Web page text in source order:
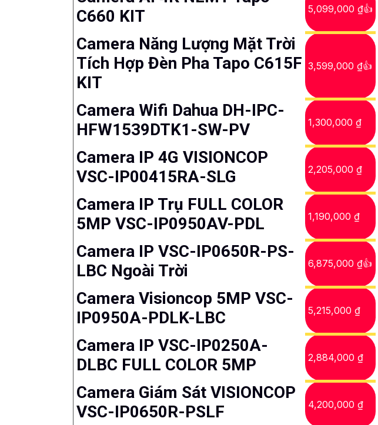
C660 KIT
5,099,000 ₫👍
Camera Năng Lượng Mặt Trời
Tích Hợp Đèn Pha Tapo C615F
KIT
3,599,000 ₫👍
Camera Wifi Dahua DH-IPC-
HFW1539DTK1-SW-PV
1,300,000 ₫
Camera IP 4G VISIONCOP
VSC-IP00415RA-SLG
2,205,000 ₫
Camera IP Trụ FULL COLOR
5MP VSC-IP0950AV-PDL
1,190,000 ₫
Camera IP VSC-IP0650R-PS-
LBC Ngoài Trời
6,875,000 ₫👍
Camera Visioncop 5MP VSC-
IP0950A-PDLK-LBC
5,215,000 ₫
Camera IP VSC-IP0250A-
DLBC FULL COLOR 5MP
2,884,000 ₫
Camera Giám Sát VISIONCOP
VSC-IP0650R-PSLF
4,200,000 ₫